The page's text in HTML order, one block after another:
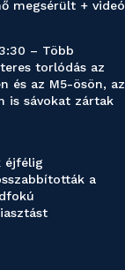
megsérült + videó
– Több
torlódás az
és az M5-ösön, az
is sávokat zártak
éjfélig
a